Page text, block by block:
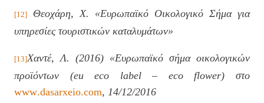
[12]
Θεοχάρη, Χ. «Ευρωπαϊκό Οικολογικό Σήμα για
υπηρεσίες τουριστικών καταλυμάτων»
[13]Χαντέ, Λ. (2016) «Ευρωπαϊκό σήμα οικολογικών
προϊόντων (eu eco label– eco flower) στο
www.dasarxeio.com, 14/12/2016